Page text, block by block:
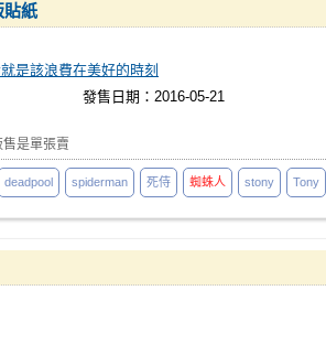
紙
是該浪費在美好的時刻
發售日期：2016-05-21
是單張賣
deadpool spiderman 死侍 蜘蛛人 stony Tony